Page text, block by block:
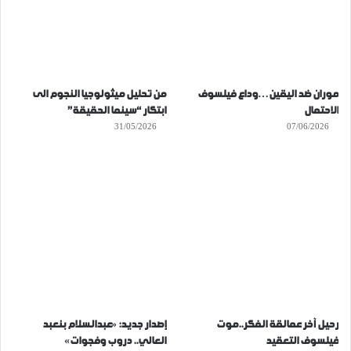
موران ضد اليقين…وداع فيلسوف
الاحتمال
07/06/2026
من تحليل ميثولوجيا النجوم الى
ابتكار “سينما الحقيقة”
31/05/2026
رحيل آخر عمالقة الفكر..موت
فيلسوف التعقيد
إصدار جديد: «عبدالسلام بنعبد
العالي.. دروب وفجوات»